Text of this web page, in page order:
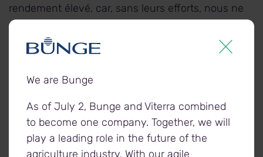
rendement élevé, car, sans leurs efforts, nous ne
serions pas en mesure d’atteindre ce jalon. »
L’installation de Viterra à Weyburn, en
Saskatchewan, est dotée d’une voie de
raccordement en continu de 8 500 pieds qui est
entrée en fonction en 2021.
L’installation Elbow Lake Co-op Grain, à Elbow
We are Bunge
As of July 2, Bunge and Viterra combined
to become one company. Together, we will
play a leading role in the future of the
agriculture industry. With our agile